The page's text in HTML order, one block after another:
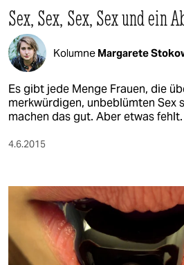
Sex, Sex, Sex, Sex und ein
Kolumne Margarete
Es gibt jede Menge Frauen, die
merkwürdigen, unbeblümten Sex
machen das gut. Aber etwas fehlt.
4.6.2015